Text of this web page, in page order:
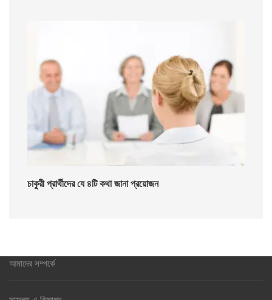
চাকুরী প্রার্থীদের যে ৪টি কথা জানা প্রয়োজন
আমাদের সম্পর্কে